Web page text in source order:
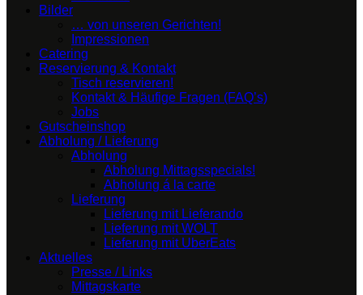
Bilder
… von unseren Gerichten!
Impressionen
Catering
Reservierung & Kontakt
Tisch reservieren!
Kontakt & Häufige Fragen (FAQ’s)
Jobs
Gutscheinshop
Abholung / Lieferung
Abholung
Abholung Mittagsspecials!
Abholung á la carte
Lieferung
Lieferung mit Lieferando
Lieferung mit WOLT
Lieferung mit UberEats
Aktuelles
Presse / Links
Mittagskarte